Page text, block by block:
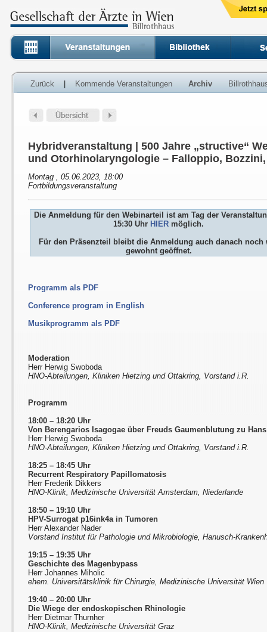
Zurück Kommende Veranstaltungen Archiv
Hybridveranstaltung | 500 Jahre „structive“
und Otorhinolaryngologie – Falloppio,
Montag , 05.06.2023, 18:00
Fortbildungsveranstaltung
Die Anmeldung für den Webinarteil ist am Tag der
15:30 Uhr HIER möglich.
Für den Präsenzteil bleibt die Anmeldung auch danach noch
gewohnt geöffnet.
Programm als PDF
Conference program in English
Musikprogramm als PDF
Moderation
Herr Herwig Swoboda
HNO-Abteilungen, Kliniken Hietzing und Ottakring, Vorstand i.R.
Programm
18:00 – 18:20 Uhr
Von Berengarios Isagogae über Freuds Gaumenblutung zu
Herr Herwig Swoboda
HNO-Abteilungen, Kliniken Hietzing und Ottakring, Vorstand i.R.
18:25 –18:45 Uhr
Recurrent Respiratory Papillomatosis
Herr Frederik Dikkers
HNO-Klinik, Medizinische Universität Amsterdam, Niederlande
18:50 –19:10 Uhr
HPV-Surrogat p16ink4a in Tumoren
Herr Alexander Nader
Vorstand Institut für Pathologie und Mikrobiologie, Hanusch-
19:15 –19:35 Uhr
Geschichte des Magenbypass
Herr Johannes Miholic
ehem. Universitätsklinik für Chirurgie, Medizinische Universität Wien
19:40 –20:00 Uhr
Die Wiege der endoskopischen Rhinologie
Herr Dietmar Thurnher
HNO-Klinik, Medizinische Universität Graz